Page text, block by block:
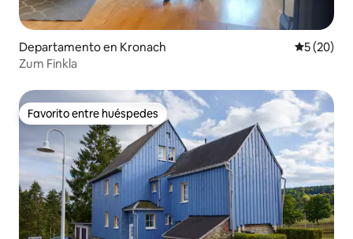
Departamento en Kronach
5 (20)
Zum Finkla
Favorito entre huéspedes
Favorito entre huéspedes